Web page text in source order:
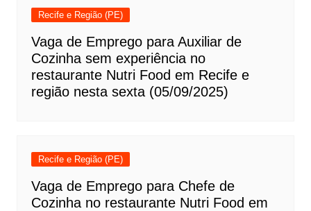
Recife e Região (PE)
Vaga de Emprego para Auxiliar de
Cozinha sem experiência no
restaurante Nutri Food em Recife e
região nesta sexta (05/09/2025)
Recife e Região (PE)
Vaga de Emprego para Chefe de
Cozinha no restaurante Nutri Food em